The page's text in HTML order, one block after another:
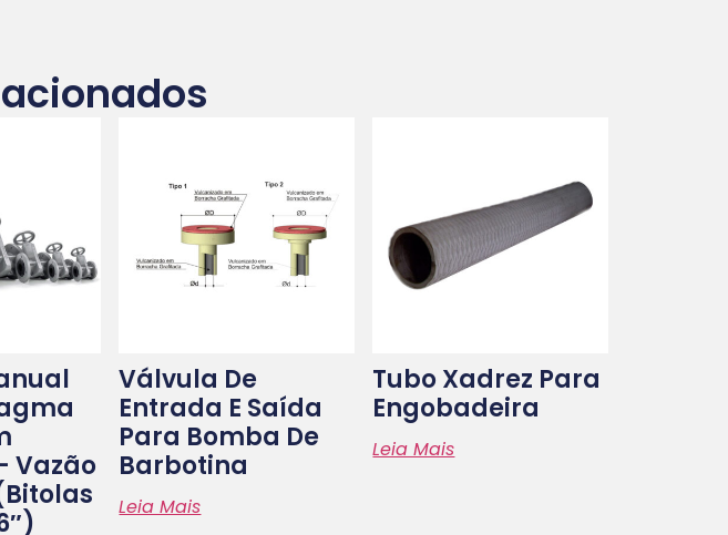
Vazão
Válvula De
Entrada E Saída
Para Bomba De
Barbotina
Leia Mais
Tubo Xadrez Para
Engobadeira
Leia Mais